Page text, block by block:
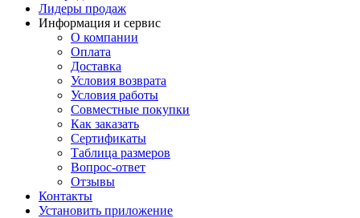
Лидеры продаж
Информация и сервис
О компании
Оплата
Доставка
Условия возврата
Условия работы
Совместные покупки
Как заказать
Сертификаты
Таблица размеров
Вопрос-ответ
Отзывы
Контакты
Установить приложение